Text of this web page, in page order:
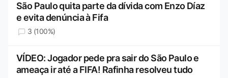
São Paulo quita parte da dívida com Enzo Díaz
e evita denúncia à Fifa
3 (100%)
VÍDEO: Jogador pede pra sair do São Paulo e
ameaça ir até a FIFA! Rafinha resolveu tudo